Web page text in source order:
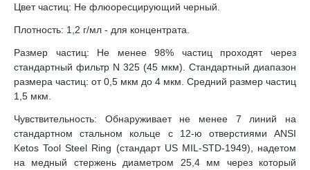
Цвет частиц: Не флюоресцирующий черный.
Плотность: 1,2 г/мл - для концентрата.
Размер частиц: Не менее 98% частиц проходят через
стандартный фильтр N 325 (45 мкм). Стандартный диапазон
размера частиц: от 0,5 мкм до 4 мкм. Средний размер частиц
1,5 мкм.
Чувствительность: Обнаруживает не менее 7 линий на
стандартном стальном кольце с 12-ю отверстиями ANSI
Ketos Tool Steel Ring (стандарт US MIL-STD-1949), надетом
на медный стержень диаметром 25,4 мм через который